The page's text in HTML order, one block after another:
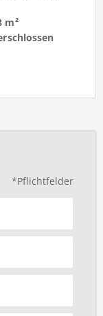
m²
*Pflichtfelder